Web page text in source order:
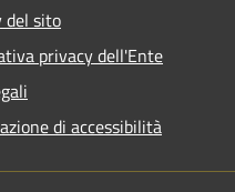
del sito
privacy dell'Ente
di accessibilità